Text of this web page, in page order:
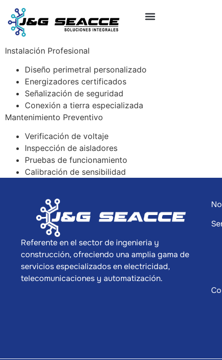
Instalación Profesional
Diseño perimetral personalizado
Energizadores certificados
Señalización de seguridad
Conexión a tierra especializada
Mantenimiento Preventivo
Verificación de voltaje
Inspección de aisladores
Pruebas de funcionamiento
Calibración de sensibilidad
Referente en el sector de ingenieria y
construcción, ofreciendo una amplia gama de
servicios especializados en electricidad,
telecomunicaciones y automatización.